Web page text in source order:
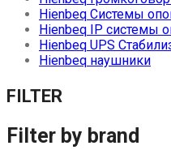
Hienbeq Системы
Hienbeq IP системы
Hienbeq UPS
Hienbeq наушники
FILTER
Filter by brand